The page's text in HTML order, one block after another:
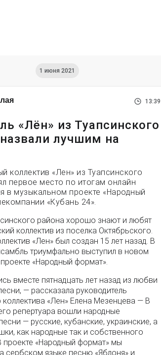
1 июня 2021
13:39
«Лён» из Туапсинского
лучшим на
коллектив «Лен» из Туапсинского
первое место по итогам онлайн
в музыкальном проекте «Народный
«Кубань 24».
района хорошо знают и любят
коллектив из поселка Октябрьского.
«Лен» был создан 15 лет назад. В
триумфально выступил в новом
«Народный формат».
вместе пятнадцать лет назад из любви
— рассказала руководитель
коллектива «Лен» Елена Мезенцева — В
репертуара вошли народные
— русские, кубанские, украинские, а
как народные так и собственного
проекте «Народный формат» мы
сербском языке песню «Яблоня» и